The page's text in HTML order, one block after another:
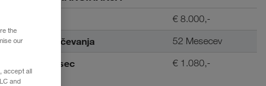
€ 8.000,-
Doba odplačevanja 52 Mesecev
Obrok / mesec € 1.080,-
the
our
accept all
and